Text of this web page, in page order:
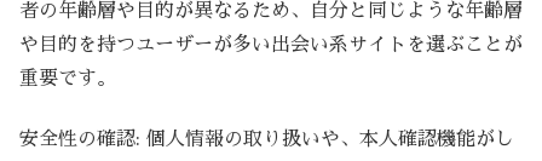
者の年齢層や目的が異なるため、自分と同じような年齢層
や目的を持つユーザーが多い出会い系サイトを選ぶことが
重要です。
安全性の確認: 個人情報の取り扱いや、本人確認機能がし